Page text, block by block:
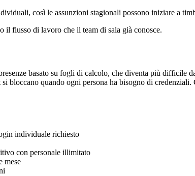
così le assunzioni stagionali possono iniziare a
il flusso di lavoro che il team di sala già conosce.
basato su fogli di calcolo, che diventa più difficile
bloccano quando ogni persona ha bisogno di
individuale richiesto
con personale illimitato
mese